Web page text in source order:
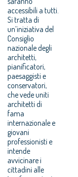
accessibili a tutti.
Si tratta di
un’iniziativa del
Consiglio
nazionale degli
architetti,
pianificatori,
paesaggisti e
conservatori,
che vede uniti
architetti di
fama
internazionale e
giovani
professionisti e
intende
avvicinare i
cittadini alle